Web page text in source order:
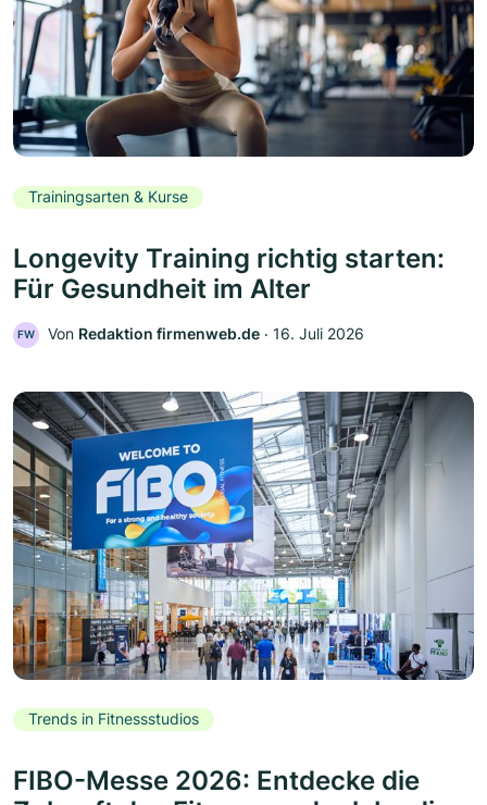
Trainingsarten & Kurse
Longevity Training richtig starten:
Für Gesundheit im Alter
FW Von Redaktion firmenweb.de ‧ 16. Juli 2026
Trends in Fitnessstudios
FIBO-Messe 2026: Entdecke die